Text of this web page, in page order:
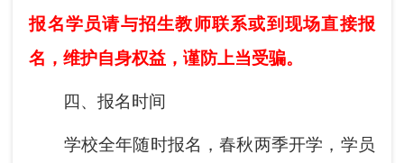
报名学员请与招生教师联系或到现场直接报
名，维护自身权益，谨防上当受骗。
四、报名时间
学校全年随时报名，春秋两季开学，学员